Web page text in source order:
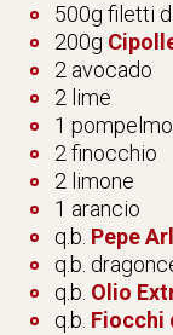
500g filetti
200g
2 avocado
2 lime
1
2 finocchio
2 limone
1 arancio
q.b. Pepe
q.b.
q.b. Olio
q.b. Fiocchi